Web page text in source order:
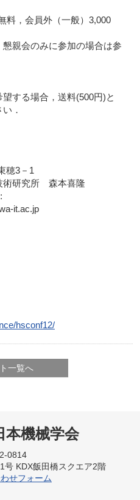
料，会員外（一般）3,000
懇親会のみに参加の場合は参
する場合，送料(500円)と
．
穂3－1
術研究所 森本喜隆
it.ac.jp
hsconf12/
一覧へ
本機械学会
0814
号 KDX飯田橋スクエア2階
せフォーム